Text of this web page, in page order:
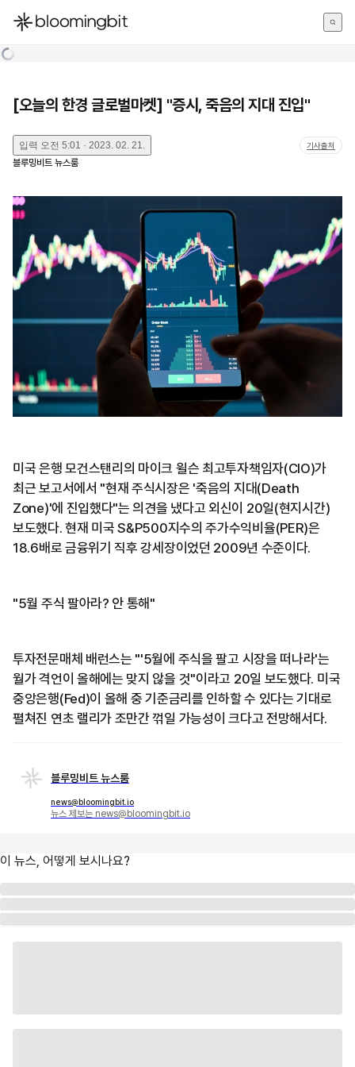
한국어
[오늘의 한경 글로벌마켓] "증시, 죽음의 지대 진입"
입력 오전 5:01 · 2023. 02. 21. 기사출처
블루밍비트 뉴스룸
미국 은행 모건스탠리의 마이크 윌슨 최고투자책임자(CIO)가
최근 보고서에서 "현재 주식시장은 '죽음의 지대(Death
Zone)'에 진입했다"는 의견을 냈다고 외신이 20일(현지시간)
보도했다. 현재 미국 S&P500지수의 주가수익비율(PER)은
18.6배로 금융위기 직후 강세장이었던 2009년 수준이다.
"5월 주식 팔아라? 안 통해"
투자전문매체 배런스는 "'5월에 주식을 팔고 시장을 떠나라'는
월가 격언이 올해에는 맞지 않을 것"이라고 20일 보도했다. 미국
중앙은행(Fed)이 올해 중 기준금리를 인하할 수 있다는 기대로
펼쳐진 연초 랠리가 조만간 꺾일 가능성이 크다고 전망해서다.
블루밍비트 뉴스룸
news@bloomingbit.io
뉴스 제보는 news@bloomingbit.io
이 뉴스, 어떻게 보시나요?